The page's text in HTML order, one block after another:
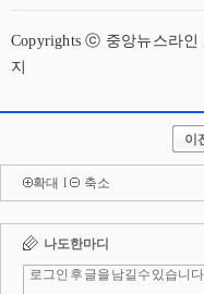
Copyrights ⓒ 중앙뉴스라인
지
이
확대 l 축소